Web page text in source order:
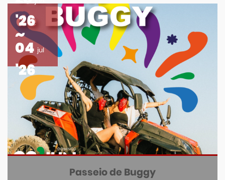
'26
04 jul
'26
Passeio de Buggy